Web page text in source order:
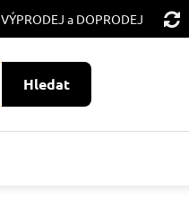
VÝPRODEJ a DOPRODEJ
Hledat